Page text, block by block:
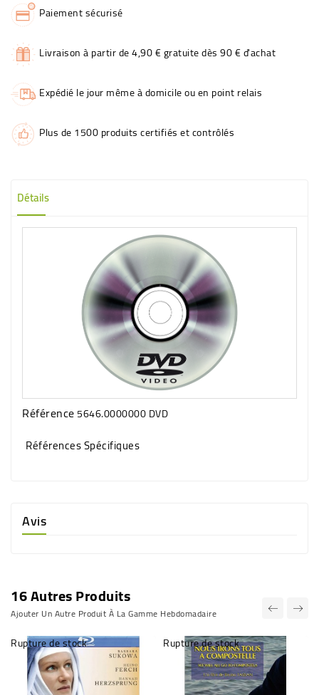
Paiement sécurisé
Livraison à partir de 4,90 € gratuite dès 90 € d'achat
Expédié le jour même à domicile ou en point relais
Plus de 1500 produits certifiés et contrôlés
Détails
Référence5646.0000000 DVD
Références Spécifiques
Avis
16 Autres Produits
Ajouter Un Autre Produit À La Gamme Hebdomadaire
Rupture de stock Rupture de stock